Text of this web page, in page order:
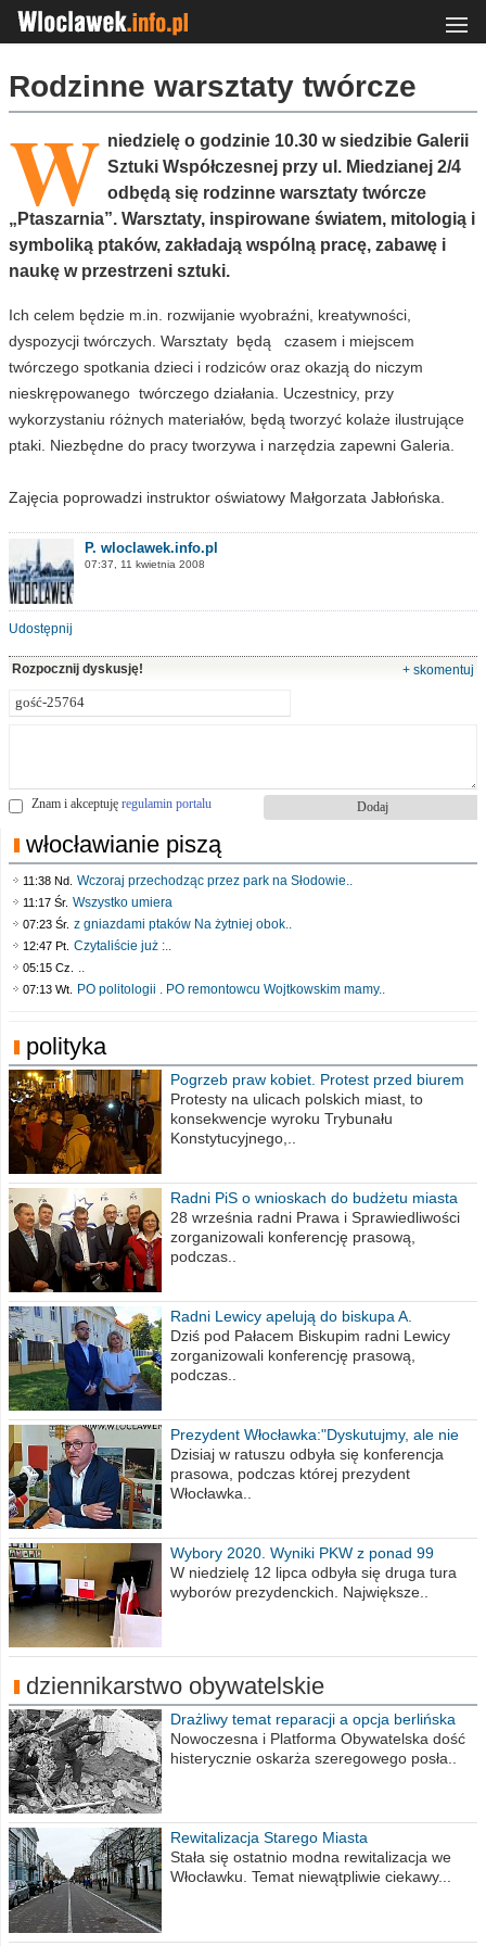
Rodzinne warsztaty twórcze
W niedzielę o godzinie 10.30 w siedzibie Galerii
Sztuki Współczesnej przy ul. Miedzianej 2/4
odbędą się rodzinne warsztaty twórcze
„Ptaszarnia”. Warsztaty, inspirowane światem, mitologią i
symboliką ptaków, zakładają wspólną pracę, zabawę i
naukę w przestrzeni sztuki.
Ich celem będzie m.in. rozwijanie wyobraźni, kreatywności,
dyspozycji twórczych. Warsztaty będą czasem i miejscem
twórczego spotkania dzieci i rodziców oraz okazją do niczym
nieskrępowanego twórczego działania. Uczestnicy, przy
wykorzystaniu różnych materiałów, będą tworzyć kolaże ilustrujące
ptaki. Niezbędne do pracy tworzywa i narzędzia zapewni Galeria.
Zajęcia poprowadzi instruktor oświatowy Małgorzata Jabłońska.
P. wloclawek.info.pl
07:37, 11 kwietnia 2008
Udostępnij
Rozpocznij dyskusję! + skomentuj
Znam i akceptuję regulamin portalu
włocławianie piszą
11:38 Nd. Wczoraj przechodząc przez park na Słodowie..
11:17 Śr. Wszystko umiera
07:23 Śr. z gniazdami ptaków Na żytniej obok..
12:47 Pt. Czytaliście już :..
05:15 Cz. ..
07:13 Wt. PO politologii . PO remontowcu Wojtkowskim mamy..
polityka
Pogrzeb praw kobiet. Protest przed biurem
poselskim PiS
Protesty na ulicach polskich miast, to
konsekwencje wyroku Trybunału
Konstytucyjnego,..
Radni PiS o wnioskach do budżetu miasta
na 2021 rok
28 września radni Prawa i Sprawiedliwości
zorganizowali konferencję prasową,
podczas..
Radni Lewicy apelują do biskupa A.
Wiesława Meringa
Dziś pod Pałacem Biskupim radni Lewicy
zorganizowali konferencję prasową,
podczas..
Prezydent Włocławka:"Dyskutujmy, ale nie
obrażajmy się”
Dzisiaj w ratuszu odbyła się konferencja
prasowa, podczas której prezydent
Włocławka..
Wybory 2020. Wyniki PKW z ponad 99
procent obwodów
W niedzielę 12 lipca odbyła się druga tura
wyborów prezydenckich. Największe..
dziennikarstwo obywatelskie
Drażliwy temat reparacji a opcja berlińska
Nowoczesna i Platforma Obywatelska dość
histerycznie oskarża szeregowego posła..
Rewitalizacja Starego Miasta
Stała się ostatnio modna rewitalizacja we
Włocławku. Temat niewątpliwie ciekawy...